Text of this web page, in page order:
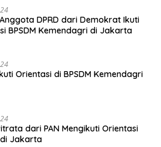
DPRD dari Demokrat Ikuti
BPSDM Kemendagri di Jakarta
Orientasi di BPSDM Kemendagri
dari PAN Mengikuti Orientasi
di Jakarta